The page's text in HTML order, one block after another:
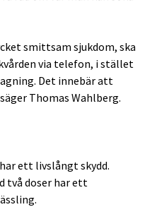
smittsam sjukdom, ska
via telefon, i stället
Det innebär att
Thomas Wahlberg.
ett livslångt skydd.
två doser har ett